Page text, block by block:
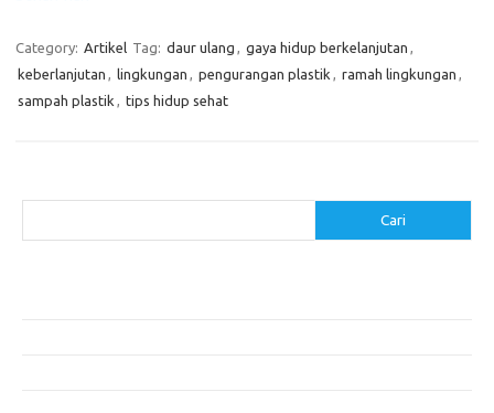
Category: Artikel Tag: daur ulang , gaya hidup berkelanjutan ,
keberlanjutan , lingkungan , pengurangan plastik , ramah lingkungan ,
sampah plastik , tips hidup sehat
Cari